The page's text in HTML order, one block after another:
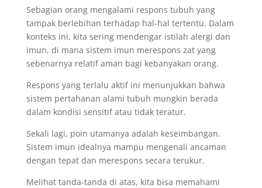
Sebagian orang mengalami respons tubuh yang
tampak berlebihan terhadap hal-hal tertentu. Dalam
konteks ini, kita sering mendengar istilah alergi dan
imun, di mana sistem imun merespons zat yang
sebenarnya relatif aman bagi kebanyakan orang.
Respons yang terlalu aktif ini menunjukkan bahwa
sistem pertahanan alami tubuh mungkin berada
dalam kondisi sensitif atau tidak teratur.
Sekali lagi, poin utamanya adalah keseimbangan.
Sistem imun idealnya mampu mengenali ancaman
dengan tepat dan merespons secara terukur.
Melihat tanda-tanda di atas, kita bisa memahami